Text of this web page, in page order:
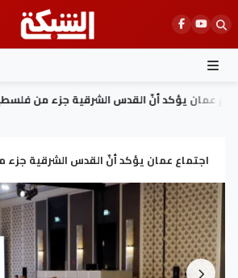
Skip
to
content
المحتلة فوز السيد ممثل
اجتماع عمان يؤكد أنّ القدس الشرقية جزء